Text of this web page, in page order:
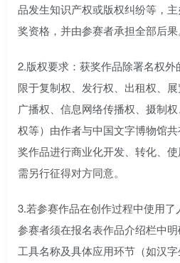
品发生知识产权或版权纠纷等，
奖资格，并由参赛者承担全部后果
2.版权要求：获奖作品除署名权
限于复制权、发行权、出租权、展
广播权、信息网络传播权、摄制
权等）由作者与中国文字博物馆
奖作品进行商业化开发、转化、
需另行征得对方同意。
3.若参赛作品在创作过程中使用了
参赛者须在报名表作品介绍栏中
工具名称及具体应用环节（如汉